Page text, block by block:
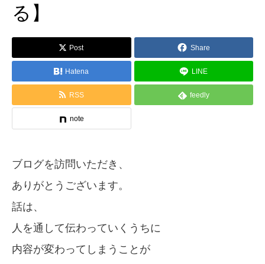
る】
Post Share
Hatena LINE
RSS feedly
note
ブログを訪問いただき、
ありがとうございます。
話は、
人を通して伝わっていくうちに
内容が変わってしまうことが